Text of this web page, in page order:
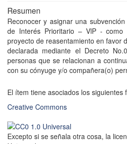
Resumen
Reconocer y asignar una
de Interés Prioritario – VlP - como
proyecto de reasentamiento en favor
declarada mediante el Decreto
personas que se relacionan a
con su cónyuge y/o compañera(o)
El ítem tiene asociados los siguientes
Creative Commons
Excepto si se señala otra cosa, la